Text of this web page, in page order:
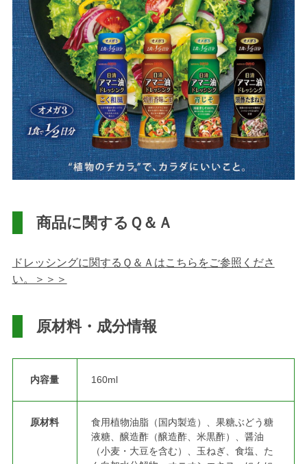
商品に関するＱ＆Ａ
ドレッシングに関するＱ＆Ａはこちらをご参照くださ
い。＞＞＞
原材料・成分情報
内容量 160ml
原材料
食用植物油脂（国内製造）、果糖ぶどう糖
液糖、醸造酢（醸造酢、米黒酢）、醤油
（小麦・大豆を含む）、玉ねぎ、食塩、た